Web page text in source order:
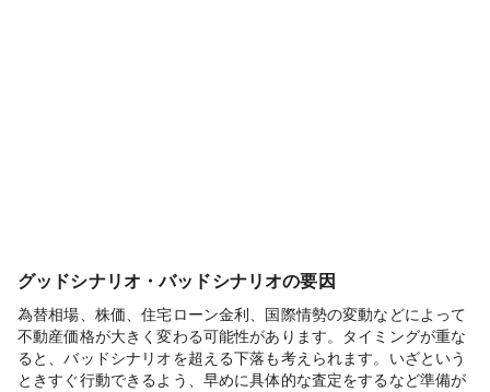
グッドシナリオ・バッドシナリオの要因
為替相場、株価、住宅ローン金利、国際情勢の変動などによって
不動産価格が大きく変わる可能性があります。タイミングが重な
ると、バッドシナリオを超える下落も考えられます。いざという
ときすぐ行動できるよう、早めに具体的な査定をするなど準備が